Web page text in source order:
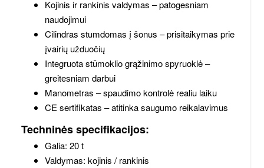
Kojinis ir rankinis valdymas – patogesniam
naudojimui
Cilindras stumdomas į šonus – prisitaikymas prie
įvairių užduočių
Integruota stūmoklio grąžinimo spyruoklė –
greitesniam darbui
Manometras – spaudimo kontrolė realiu laiku
CE sertifikatas – atitinka saugumo reikalavimus
Techninės specifikacijos:
Galia: 20 t
Valdymas: kojinis / rankinis